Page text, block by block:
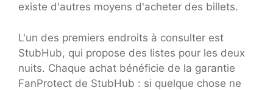
existe d'autres moyens d'acheter des billets.
L'un des premiers endroits à consulter est
StubHub, qui propose des listes pour les deux
nuits. Chaque achat bénéficie de la garantie
FanProtect de StubHub : si quelque chose ne